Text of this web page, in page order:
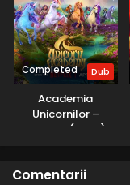
Completed Dub
Academia
Unicornilor –
Sezonul 3 (2025) –
Comentarii